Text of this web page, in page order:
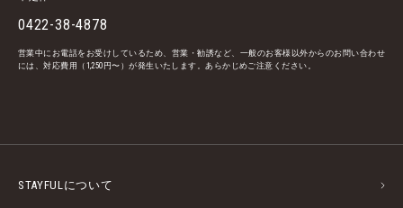
0422-38-4878
営業中にお電話をお受けしているため、営業・勧誘など、一般のお客様以外からのお問い合わせ
には、対応費用（1,250円〜）が発生いたします。あらかじめご注意ください。
STAYFULについて